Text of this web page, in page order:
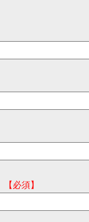
【必須】